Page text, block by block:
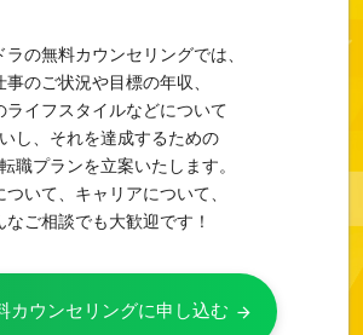
ラの無料カウンセリングでは、
事のご状況や目標の年収、
ライフスタイルなどについて
し、それを達成するための
職プランを立案いたします。
ついて、キャリアについて、
なご相談でも大歓迎です！
カウンセリングに申し込む arrow_forward